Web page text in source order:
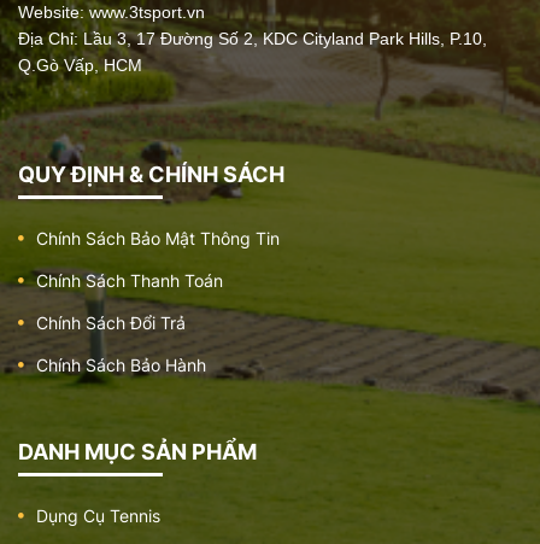
Website: www.3tsport.vn
Địa Chỉ: Lầu 3, 17 Đường Số 2, KDC Cityland Park Hills, P.10,
Q.Gò Vấp, HCM
QUY ĐỊNH & CHÍNH SÁCH
Chính Sách Bảo Mật Thông Tin
Chính Sách Thanh Toán
Chính Sách Đổi Trả
Chính Sách Bảo Hành
DANH MỤC SẢN PHẨM
Dụng Cụ Tennis